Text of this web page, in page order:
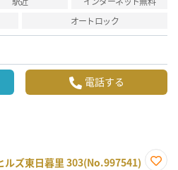
オートロック
電話する
ルズ東日暮里 303(No.997541)